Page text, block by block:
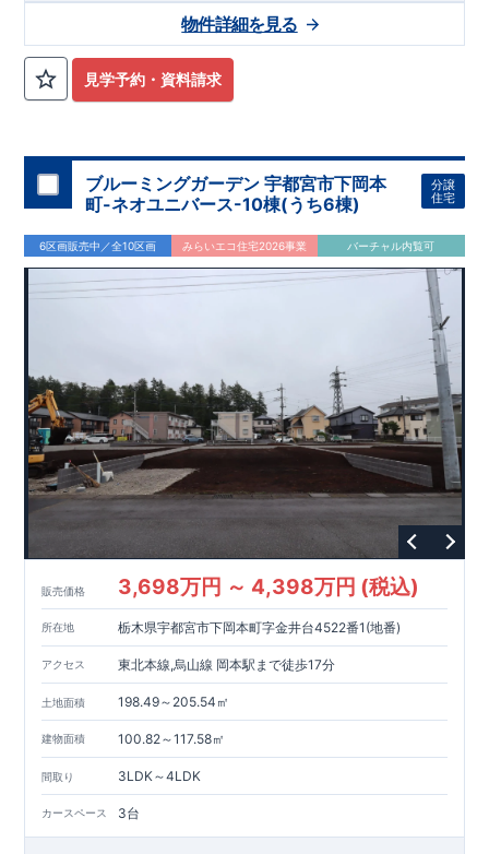
見学予約・資料請求
物件詳細を見る
ブルーミングガーデン 宇都宮市下岡本
町-ネオユニバース-10棟(うち6棟)
分譲
住宅
6区画販売中／全10区画 みらいエコ住宅2026事業 バーチャル内覧可
販売価格 3,698万円 ～ 4,398万円 (税込)
所在地 栃木県宇都宮市下岡本町字金井台4522番1(地番)
アクセス 東北本線,烏山線 岡本駅まで徒歩17分
土地面積 198.49～205.54㎡
建物面積 100.82～117.58㎡
間取り 3LDK～4LDK
カースペース 3台